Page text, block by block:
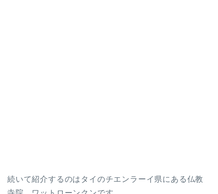
続いて紹介するのはタイのチエンラーイ県にある仏教